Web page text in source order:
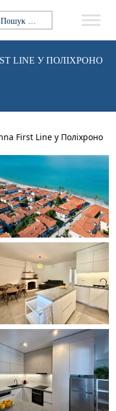
LINE У ПОЛІХРОНО
First Line у Поліхроно